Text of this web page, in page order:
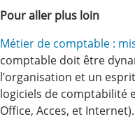
Pour aller plus loin
Métier de comptable :
comptable doit être
l’organisation et un
logiciels de comptabilité
Office, Acces, et Internet).